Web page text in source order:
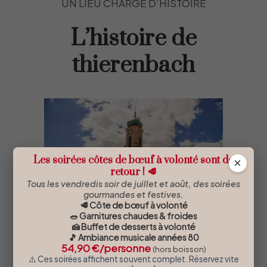
×
Les soirées côtes de bœuf à volonté sont de
retour ! 🥩
Tous les vendredis soir de juillet et août, des soirées
gourmandes et festives.
🥩 Côte de bœuf à volonté
🥗 Garnitures chaudes & froides
🍰 Buffet de desserts à volonté
🎵 Ambiance musicale années 80
54,90 €/personne (hors boisson)
⚠️ Ces soirées affichent souvent complet. Réservez vite
UN LIEU CHARGÉ D’HISTOIRE
L’histoire de
thierenbach
Nichée au cœur du vallon de
Rimbach, la Basilique Notre-Dame
de Thierenbach à deux pas de notre